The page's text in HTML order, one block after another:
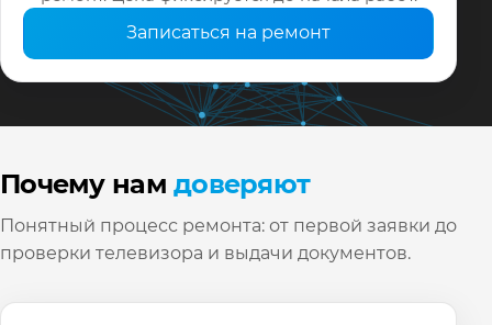
Записаться на ремонт
Почему намдоверяют
Понятный процесс ремонта: от первой заявки до
проверки телевизора и выдачи документов.